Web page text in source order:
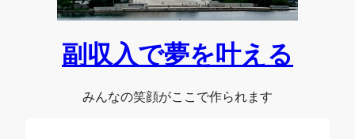
副収入で夢を叶える
みんなの笑顔がここで作られます